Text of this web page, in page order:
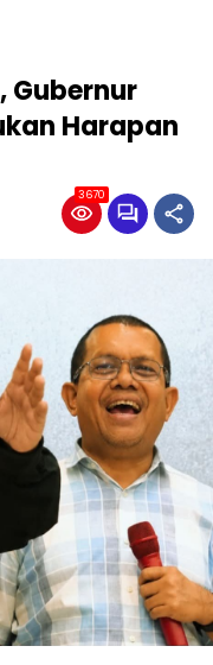
Gubernur
Harapan
3670